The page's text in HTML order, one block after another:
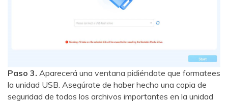
Paso 3. Aparecerá una ventana pidiéndote que formatees
la unidad USB. Asegúrate de haber hecho una copia de
seguridad de todos los archivos importantes en la unidad